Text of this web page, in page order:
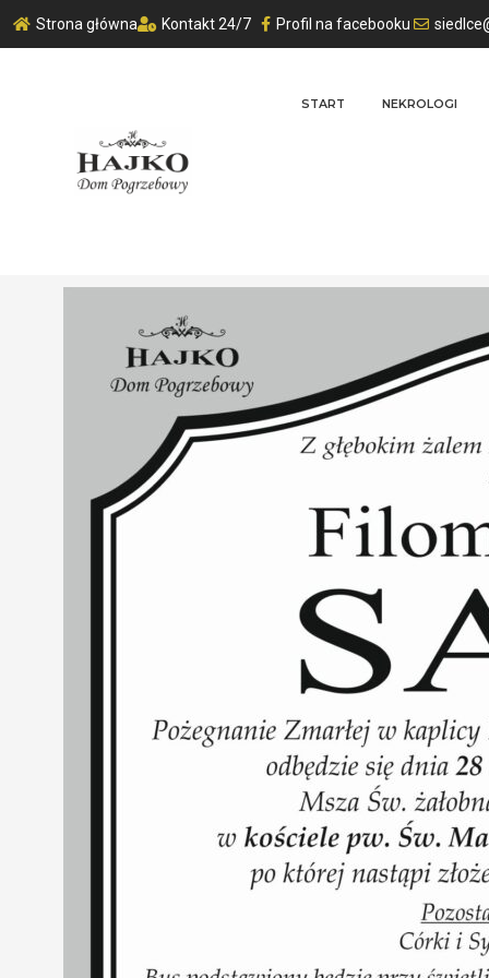
Strona główna Kontakt 24/7 Profil na facebooku
START NEKROLOGI